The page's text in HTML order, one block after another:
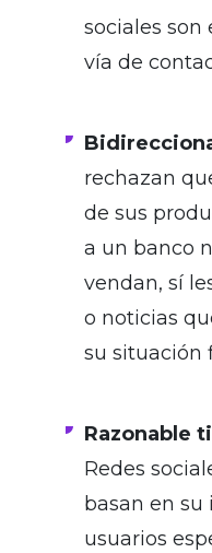
sociales son
vía de
rechazan
de sus
a un banco
vendan, sí
o noticias
su situación
Razonable
Redes
basan en
usuarios